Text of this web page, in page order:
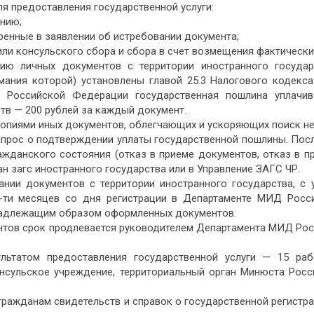
государственной услуги:
в заявлении об истребовании документа;
консульского сбора и сбора в счет возмещения
личных документов с территории иностранного
которой) установлены главой 25.3 Налогового
Федерации государственная пошлина
— 200 рублей за каждый документ.
иных документов, облегчающих и ускоряющих поиск
о подтверждении уплаты государственной пошлины.
состояния (отказ в приеме документов, отказ в
иностранного государства или в Управление ЗАГС ЧР.
документов с территории иностранного государства,
месяцев со дня регистрации в Департаменте МИД
образом оформленных документов.
срок продлевается руководителем Департамента МИД
предоставления государственной услуги — 15
учреждение, территориальный орган Минюста
свидетельств и справок о государственной